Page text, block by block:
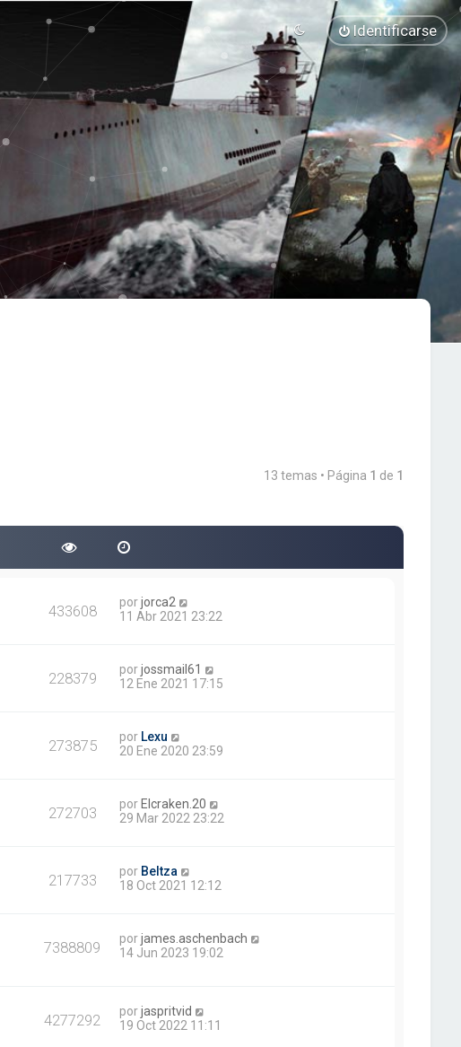
Identificarse
13 temas • Página 1 de 1
433608 porjorca2
11 Abr 2021 23:22
228379 porjossmail61
12 Ene 2021 17:15
273875 por Lexu
20 Ene 2020 23:59
272703 por Elcraken.20
29 Mar 2022 23:22
217733 por Beltza
18 Oct 2021 12:12
7388809 porjames.aschenbach
14 Jun 2023 19:02
4277292 porjaspritvid
19 Oct 2022 11:11